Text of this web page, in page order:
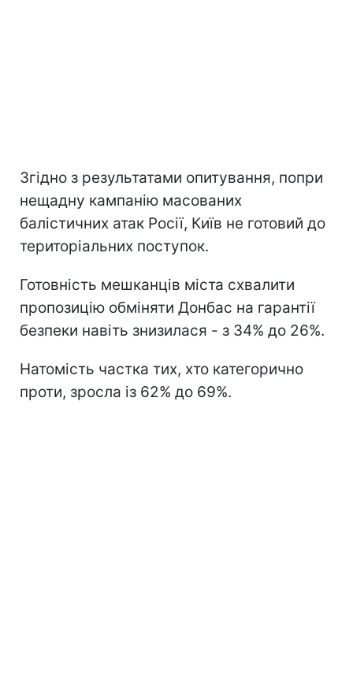
Згідно з результатами опитування, попри
нещадну кампанію масованих
балістичних атак Росії, Київ не готовий до
територіальних поступок.
Готовність мешканців міста схвалити
пропозицію обміняти Донбас на гарантії
безпеки навіть знизилася - з 34% до 26%.
Натомість частка тих, хто категорично
проти, зросла із 62% до 69%.